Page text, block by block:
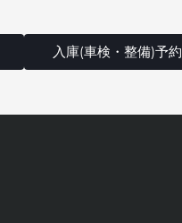
入庫(車検・整備)予約